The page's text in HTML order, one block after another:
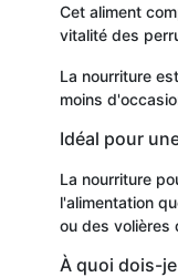
Cet aliment
vitalité des
La nourriture
moins
Idéal pour
La nourriture
l'alimentation
ou des volières
À quoi dois-